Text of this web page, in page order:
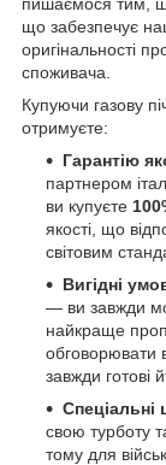
що забезпечує
оригінальності
споживача.
Купуючи газову
отримуєте:
Гарантію
партнером
ви купуєте
якості, що
світовим
Вигідні
— ви завжди
найкраще
обговорювати
завжди готові
Спеціальні
свою турботу
тому для